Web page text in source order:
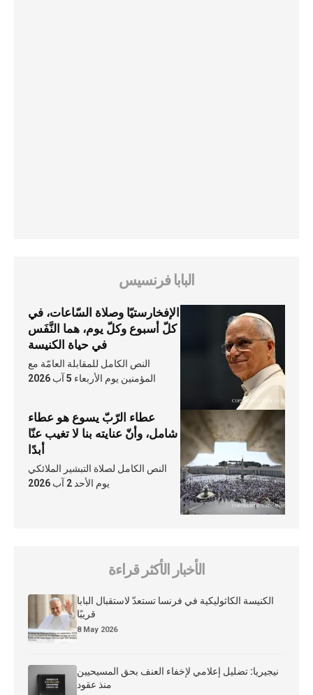
البابا فرنسيس
الإفخارستيّا وصلاة السّاعات، في
كلّ أسبوع وكلّ يوم، هما النَّفَس
في حياة الكنيسة
النص الكامل للمقابلة العامّة مع
المؤمنين يوم الأربعاء 5 آب 2026
عطاء الرّبّ يسوع هو عطاء
شامل، وأنّ عنايته بنا لا تغيب عنّا
أبدًا
النص الكامل لصلاة التبشير الملائكي
يوم الأحد 2 آب 2026
الأخبار الأكثر قراءة
الكنيسة الكاثوليكية في فرنسا تستعدّ لاستقبال البابا
قريبًا
8 May 2026
نيجيريا: تضليل إعلامي لإخفاء العنف بحق المسيحيين
منذ عقود